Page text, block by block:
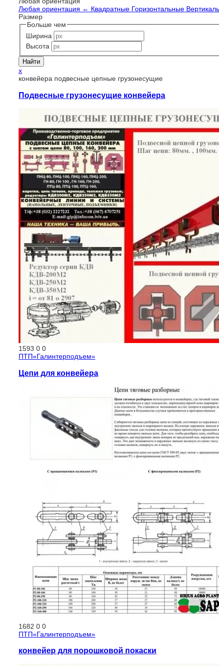
Любая ориентация ← Квадратные Горизонтальные
Размер
Больше чем
Ширина
Высота
x
конвейера подвесные цепные грузонесущие
Подвесные грузонесущие конвейера
1593 0 0
ПТП«Галинтерподъем»
Цепи для конвейера
1682 0 0
ПТП«Галинтерподъем»
конвейер для порошковой покаски